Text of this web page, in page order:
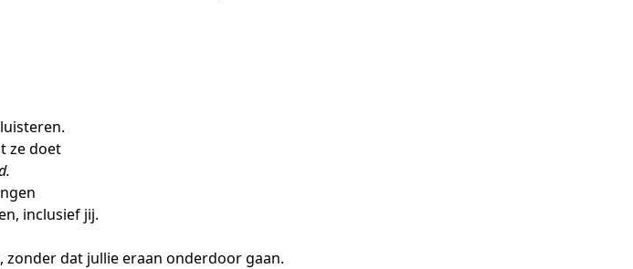
ze doet
inclusief jij.
dat jullie eraan onderdoor gaan.